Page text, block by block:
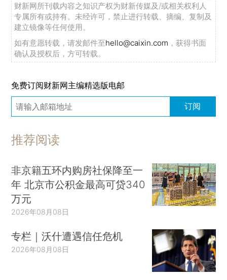
财新网所刊载内容之知识产权为财新传媒及/或相关权利人
专属所有或持有。未经许可，禁止进行转载、摘编、复制及
建立镜像等任何使用。
如有意愿转载，请发邮件至hello@caixin.com ，获得书面
确认及授权后，方可转载。
免费订阅财新网主编精选版电邮
订阅
推荐阅读
非京籍五环内购房社保降至一
年 北京市公积金最高可贷340
万元
2026年08月08日
专栏｜沃什遭遇信任危机
2026年08月08日